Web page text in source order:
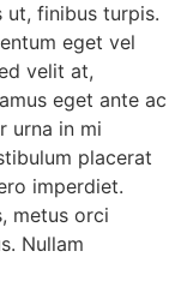
ut, finibus turpis.
eget vel
velit at,
eget ante ac
urna in mi
placerat
imperdiet.
metus orci
Nullam